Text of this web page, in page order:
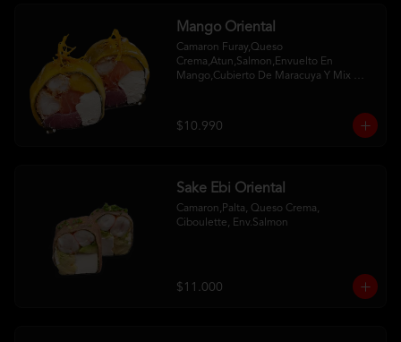
Mango Oriental
Camaron Furay,Queso
Crema,Atun,Salmon,Envuelto En
Mango,Cubierto De Maracuya Y Mix
$10.990
Sake Ebi Oriental
Camaron,Palta, Queso Crema,
Ciboulette, Env.Salmon
$11.000